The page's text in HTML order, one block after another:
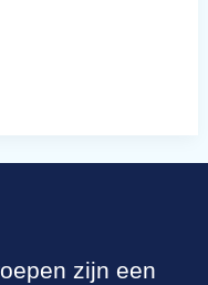
zijn een